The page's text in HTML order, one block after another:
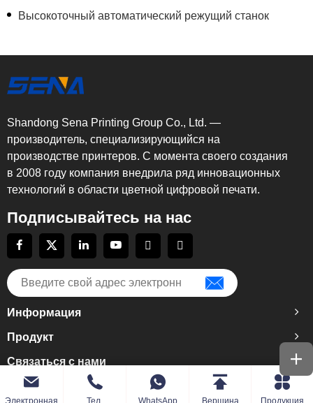
Высокоточный автоматический режущий станок
Shandong Sena Printing Group Co., Ltd. —
производитель, специализирующийся на
производстве принтеров. С момента своего создания
в 2008 году компания внедрила ряд инновационных
технологий в области цветной цифровой печати.
Подписывайтесь на нас
Информация
Продукт
Связаться с нами
Электронная Тел. WhatsApp Вершина Продукция